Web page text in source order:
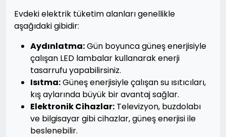
Evdeki elektrik tüketim alanları genellikle
aşağıdaki gibidir:
Aydınlatma:Gün boyunca güneş enerjisiyle
çalışan LED lambalar kullanarak enerji
tasarrufu yapabilirsiniz.
Isıtma:Güneş enerjisiyle çalışan su ısıtıcıları,
kış aylarında büyük bir avantaj sağlar.
Elektronik Cihazlar: Televizyon, buzdolabı
ve bilgisayar gibi cihazlar, güneş enerjisi ile
beslenebilir.